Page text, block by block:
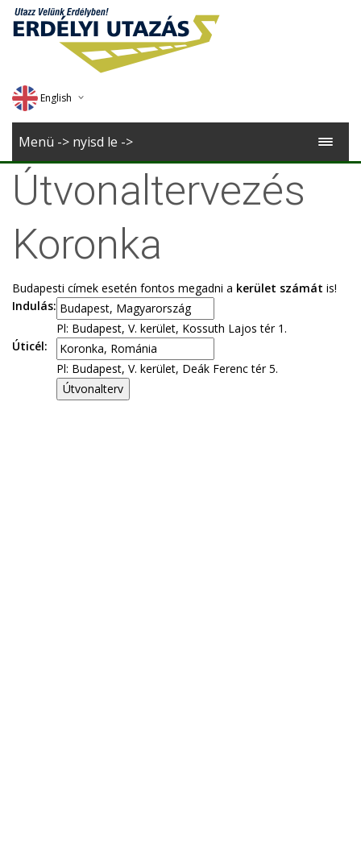
English
Deutsch
Romana
Menü -> nyisd le ->
Útvonaltervezés
Koronka
Budapesti címek esetén fontos megadni a kerület számát is!
Indulás:
Pl: Budapest, V. kerület, Kossuth Lajos tér 1.
Úticél:
Pl: Budapest, V. kerület, Deák Ferenc tér 5.